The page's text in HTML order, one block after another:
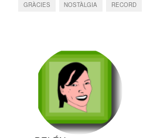
GRÀCIES NOSTÀLGIA RECORD